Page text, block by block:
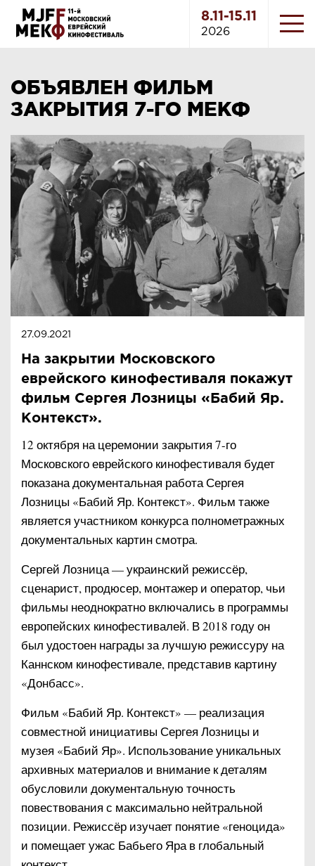
8.11-15.11
2026
ОБЪЯВЛЕН ФИЛЬМ
ЗАКРЫТИЯ 7-ГО МЕКФ
27.09.2021
На закрытии Московского
еврейского кинофестиваля покажут
фильм Сергея Лозницы «Бабий Яр.
Контекст».
12 октября на церемонии закрытия 7-го
Московского еврейского кинофестиваля будет
показана документальная работа Сергея
Лозницы «Бабий Яр. Контекст». Фильм также
является участником конкурса полнометражных
документальных картин смотра.
Сергей Лозница — украинский режиссёр,
сценарист, продюсер, монтажер и оператор, чьи
фильмы неоднократно включались в программы
европейских кинофестивалей. В 2018 году он
был удостоен награды за лучшую режиссуру на
Каннском кинофестивале, представив картину
«Донбасс».
Фильм «Бабий Яр. Контекст» — реализация
совместной инициативы Сергея Лозницы и
музея «Бабий Яр». Использование уникальных
архивных материалов и внимание к деталям
обусловили документальную точность
повествования с максимально нейтральной
позиции. Режиссёр изучает понятие «геноцида»
и помещает ужас Бабьего Яра в глобальный